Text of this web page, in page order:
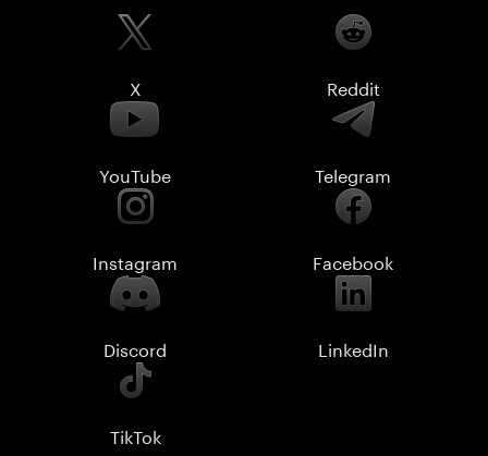
X Reddit
YouTube Telegram
Instagram Facebook
Discord LinkedIn
TikTok